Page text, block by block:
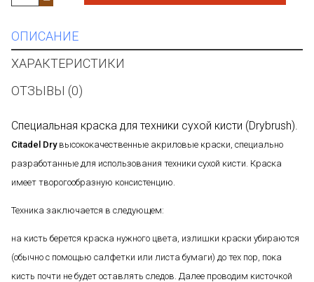
ОПИСАНИЕ
ХАРАКТЕРИСТИКИ
ОТЗЫВЫ (0)
Специальная краска для техники сухой кисти (Drybrush).
Citadel Dryвысококачественные акриловые краски, специально
разработанные для использования техники сухой кисти. Краска
имеет творогообразную консистенцию.
Техника заключается в следующем:
на кисть берется краска нужного цвета, излишки краски убираются
(обычно с помощью салфетки или листа бумаги) до тех пор, пока
кисть почти не будет оставлять следов. Далее проводим кисточкой